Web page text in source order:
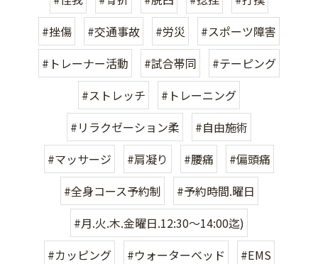
#挫傷
#交通事故 #労災
#スポーツ障害
#トレーナー活動
#試合帯同
#テーピング
#ストレッチ
#トレーニング
#リラクゼーション柔
#自由施術
#マッサージ
#肩凝り #腰痛
#偏頭痛
#全身コース予約制
#予約時間.曜日
#月.火.木.金曜日.12:30〜14:00迄)
#カッピング
#ウォーターベッド
#EMS